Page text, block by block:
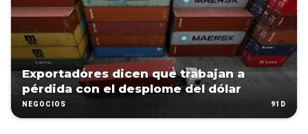
Exportadores dicen que trabajan a
pérdida con el desplome del dólar
NEGOCIOS 91D